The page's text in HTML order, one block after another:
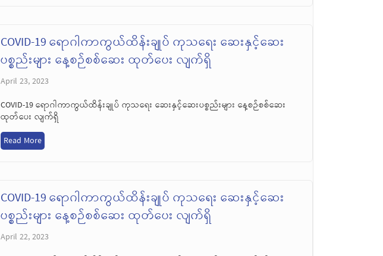
COVID-19 ရောဂါကာကွယ်ထိန်းချုပ် ကုသရေး ဆေးနှင့်ဆေး
ပစ္စည်းများ နေ့စဉ်စစ်ဆေး ထုတ်ပေး လျက်ရှိ
April 23, 2023
COVID-19 ရောဂါကာကွယ်ထိန်းချုပ် ကုသရေး ဆေးနှင့်ဆေးပစ္စည်းများ နေ့စဉ်စစ်ဆေး
ထုတ်ပေး လျက်ရှိ
Read More
COVID-19 ရောဂါကာကွယ်ထိန်းချုပ် ကုသရေး ဆေးနှင့်ဆေး
ပစ္စည်းများ နေ့စဉ်စစ်ဆေး ထုတ်ပေး လျက်ရှိ
April 22, 2023